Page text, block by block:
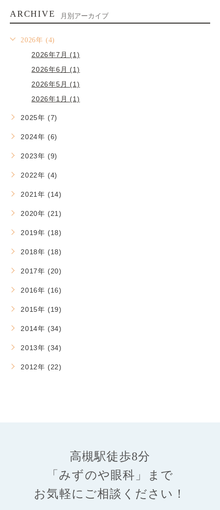
ARCHIVE 月別アーカイブ
2026年 (4)
2026年7月 (1)
2026年6月 (1)
2026年5月 (1)
2026年1月 (1)
2025年 (7)
2024年 (6)
2023年 (9)
2022年 (4)
2021年 (14)
2020年 (21)
2019年 (18)
2018年 (18)
2017年 (20)
2016年 (16)
2015年 (19)
2014年 (34)
2013年 (34)
2012年 (22)
高槻駅徒歩8分
「みずのや眼科」まで
お気軽にご相談ください！